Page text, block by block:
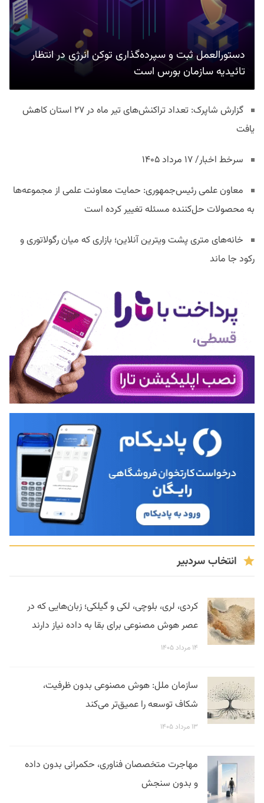
دستورالعمل ثبت و سپرده‌گذاری توکن انرژی در انتظار
تائیدیه سازمان بورس است
گزارش شاپرک: تعداد تراکنش‌های تیر ماه در ۲۷ استان‌ کاهش
یافت
سرخط اخبار/ ۱۷ مرداد ۱۴۰۵
معاون علمی رئیس‌جمهوری: حمایت معاونت علمی از مجموعه‌ها
به محصولات حل‌کننده مسئله تغییر کرده است
خانه‌های متری پشت ویترین آنلاین؛ بازاری که میان رگولاتوری و
رکود جا ماند
انتخاب سردبیر
کردی، لری، بلوچی، لکی و گیلکی؛ زبان‌هایی که در
عصر هوش مصنوعی برای بقا به داده نیاز دارند
۱۴ مرداد ۱۴۰۵
سازمان ملل: هوش مصنوعی بدون ظرفیت،
شکاف توسعه را عمیق‌تر می‌کند
۱۳ مرداد ۱۴۰۵
مهاجرت متخصصان فناوری، حکمرانی بدون داده
و بدون سنجش